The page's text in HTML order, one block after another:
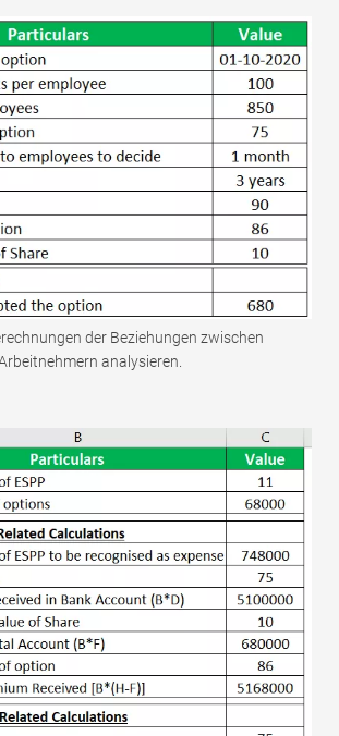
der Beziehungen zwischen
analysieren.